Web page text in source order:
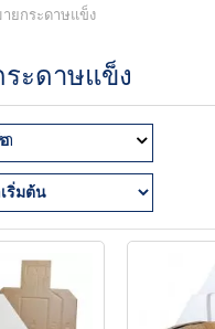
ายกระดาษแข็ง
ระดาษแข็ง